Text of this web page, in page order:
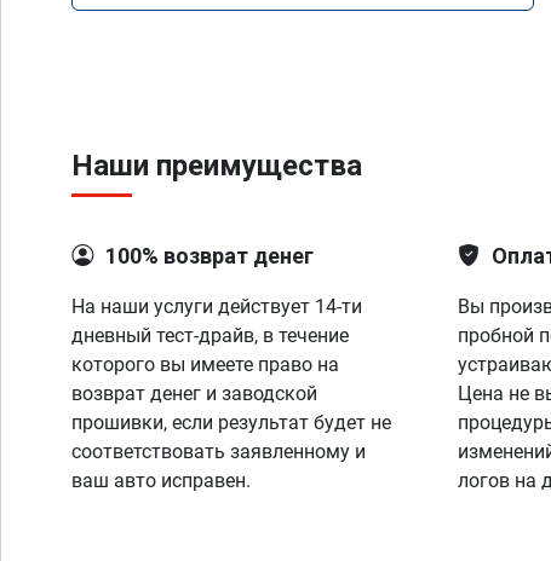
Наши преимущества
100% возврат денег
На наши услуги действует 14-ти
дневный тест-драйв, в течение
которого вы имеете право на
возврат денег и заводской
прошивки, если результат будет не
соответствовать заявленному и
ваш авто исправен.
Вы
пробной
Цена не
логов на